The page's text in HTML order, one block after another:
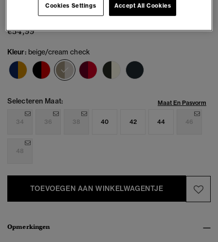
(1)
€54,99
Kleur: beige/cream check
geselecteerd
Selecteren Maat: Maat En Pasvorm
34 36 38 40 42 44 46
48
TOEVOEGEN AAN WINKELWAGENTJE
Opmerkingen
Cookies Settings Accept All Cookies